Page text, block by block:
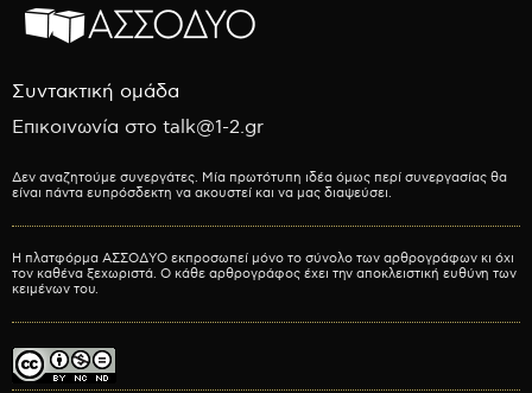
Συντακτική ομάδα
Επικοινωνία στο talk@1-2.gr
Δεν αναζητούμε συνεργάτες. Μία πρωτότυπη ιδέα όμως περί συνεργασίας θα
είναι πάντα ευπρόσδεκτη να ακουστεί και να μας διαψεύσει.
Η πλατφόρμα ΑΣΣΟΔΥΟ εκπροσωπεί μόνο το σύνολο των αρθρογράφων κι όχι
τον καθένα ξεχωριστά. Ο κάθε αρθρογράφος έχει την αποκλειστική ευθύνη των
κειμένων του.